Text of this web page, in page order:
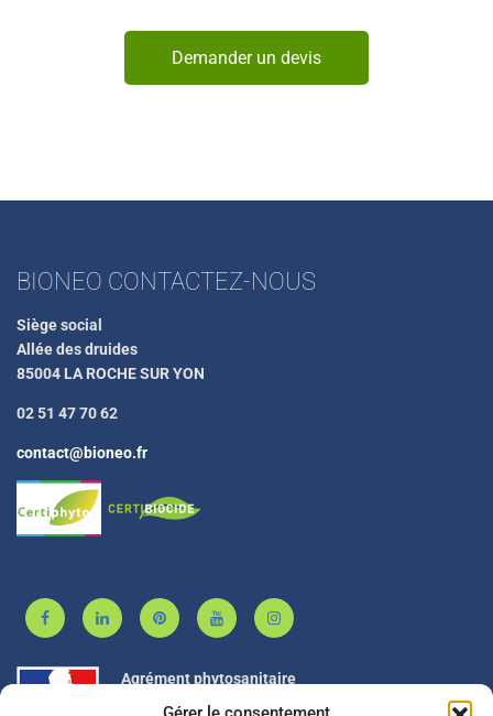
Demander un devis
BIONEO CONTACTEZ-NOUS
Siège social
Allée des druides
85004 LA ROCHE SUR YON
02 51 47 70 62
contact@bioneo.fr
Agrément phytosanitaire